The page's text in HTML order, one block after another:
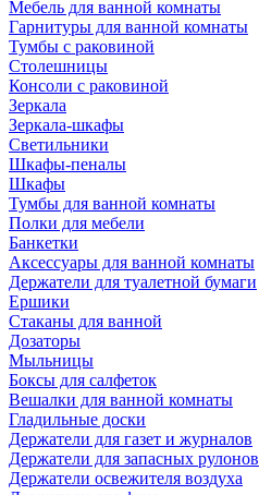
Мебель для ванной комнаты
Гарнитуры для ванной комнаты
Тумбы с раковиной
Столешницы
Консоли с раковиной
Зеркала
Зеркала-шкафы
Светильники
Шкафы-пеналы
Шкафы
Тумбы для ванной комнаты
Полки для мебели
Банкетки
Аксессуары для ванной комнаты
Держатели для туалетной бумаги
Ершики
Стаканы для ванной
Дозаторы
Мыльницы
Боксы для салфеток
Вешалки для ванной комнаты
Гладильные доски
Держатели для газет и журналов
Держатели для запасных рулонов
Держатели освежителя воздуха